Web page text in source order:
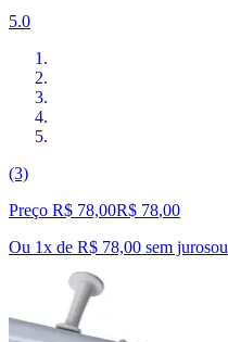
5.0
(3)
Preço R$ 78,00R$ 78,00
Ou 1x de R$ 78,00 sem jurosou